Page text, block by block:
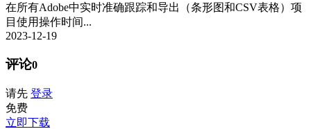
在所有Adob​​e中实时准确跟踪和导出（条形图和CSV表格）项
目使用操作时间...
2023-12-19
评论0
请先 登录
免费
立即下载